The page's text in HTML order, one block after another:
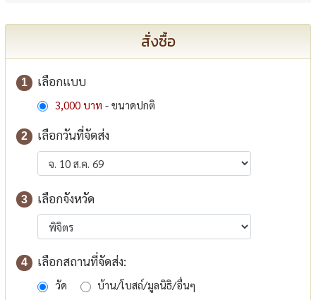
สั่งซื้อ
1 เลือกแบบ
3,000 บาท - ขนาดปกติ
2 เลือกวันที่จัดส่ง
3 เลือกจังหวัด
4 เลือกสถานที่จัดส่ง:
วัด
บ้าน/โบสถ์/มูลนิธิ/อื่นๆ